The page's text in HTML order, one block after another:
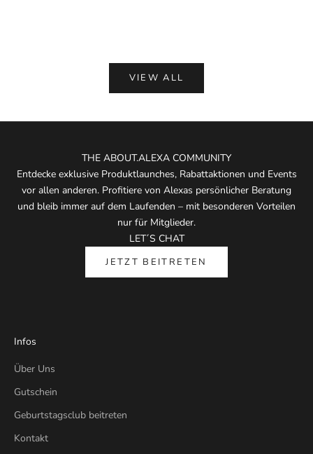
VIEW ALL
THE ABOUT.ALEXA COMMUNITY
Entdecke exklusive Produktlaunches, Rabattaktionen und Events
vor allen anderen. Profitiere von Alexas persönlicher Beratung
und bleib immer auf dem Laufenden – mit besonderen Vorteilen
nur für Mitglieder.
LET´S CHAT
JETZT BEITRETEN
Infos
Über Uns
Gutschein
Geburtstagsclub beitreten
Kontakt